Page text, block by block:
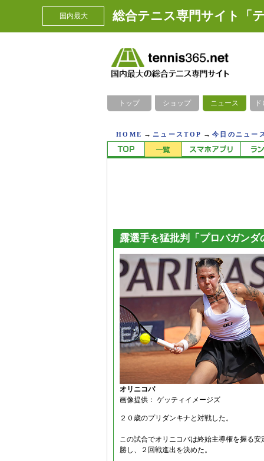
国内最大 総合テニス専門サイト「テ
トップ ショップ ニュース
HOME → ニュースTOP →今日のニュー
露選手を猛批判「プロパガンダ
オリニコバ
画像提供： ゲッティイメージズ
２０歳のプリダンキナと対戦した。
この試合でオリニコバは終始主導権を握る
勝し、２回戦進出を決めた。